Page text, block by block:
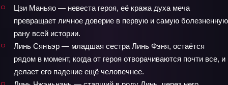
Цзи Маньяо — невеста героя, её кража духа меча
превращает личное доверие в первую и самую болезненную
рану всей истории.
Линь Сянъэр — младшая сестра Линь Фэня, остаётся
рядом в момент, когда от героя отворачиваются почти все, и
делает его падение ещё человечнее.